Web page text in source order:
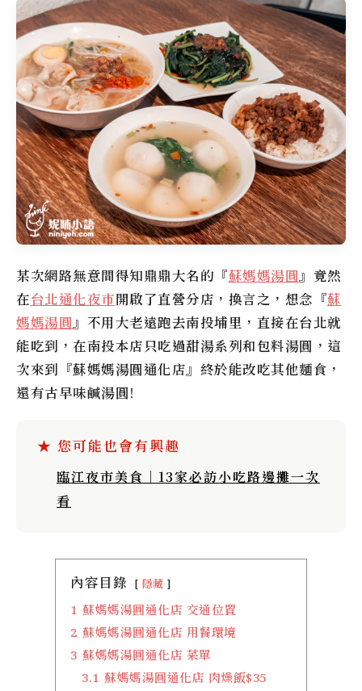
某次網路無意間得知鼎鼎大名的『蘇媽媽湯圓』竟然
在台北通化夜市開啟了直營分店，換言之，想念『蘇
媽媽湯圓』不用大老遠跑去南投埔里，直接在台北就
能吃到，在南投本店只吃過甜湯系列和包料湯圓，這
次來到『蘇媽媽湯圓通化店』終於能改吃其他麵食，
還有古早味鹹湯圓!
臨江夜市美食｜13家必訪小吃路邊攤一次
看
內容目錄 隱藏
1 蘇媽媽湯圓通化店 交通位置
2 蘇媽媽湯圓通化店 用餐環境
3 蘇媽媽湯圓通化店 菜單
3.1 蘇媽媽湯圓通化店 肉燥飯$35